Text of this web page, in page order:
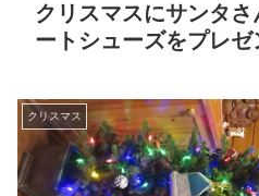
クリスマスにサンタ
ートシューズをプレゼ
クリスマス